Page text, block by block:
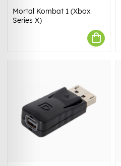
Mortal Kombat 1 (Xbox
Series X)